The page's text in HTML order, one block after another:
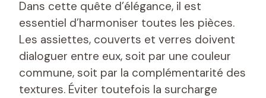
Dans cette quête d’élégance, il est
essentiel d’harmoniser toutes les pièces.
Les assiettes, couverts et verres doivent
dialoguer entre eux, soit par une couleur
commune, soit par la complémentarité des
textures. Éviter toutefois la surcharge